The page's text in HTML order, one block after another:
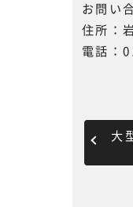
お問い
住所：
電話：
大